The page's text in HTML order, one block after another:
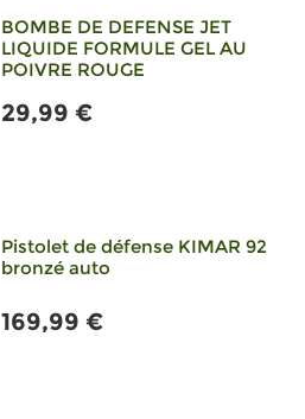
BOMBE DE DEFENSE JET
LIQUIDE FORMULE GEL AU
POIVRE ROUGE
29,99 €
Pistolet de défense KIMAR 92
bronzé auto
169,99 €